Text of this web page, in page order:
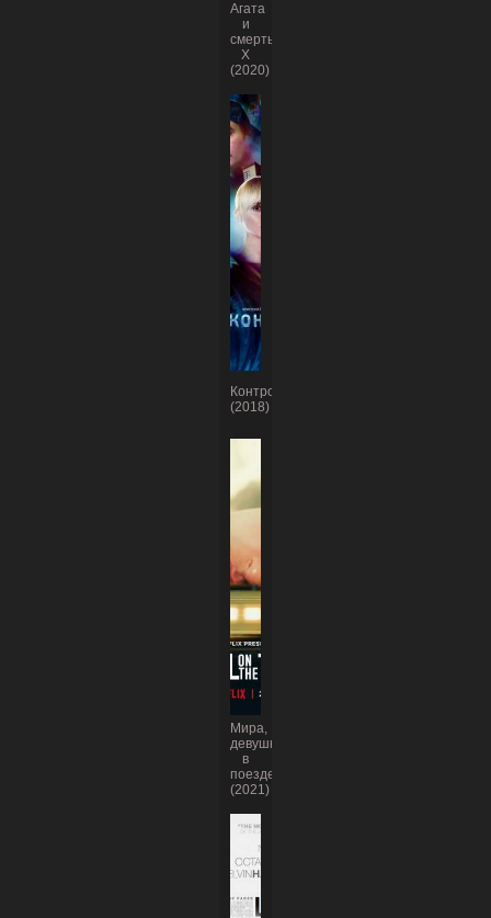
Агата
и
смерть
X
(2020)
Контроль
(2018)
Мира,
девушка
в
поезде
(2021)